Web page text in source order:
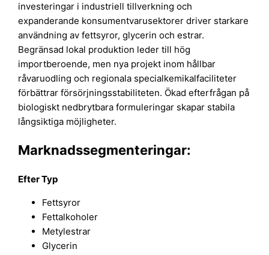
investeringar i industriell tillverkning och
expanderande konsumentvarusektorer driver starkare
användning av fettsyror, glycerin och estrar.
Begränsad lokal produktion leder till hög
importberoende, men nya projekt inom hållbar
råvaruodling och regionala specialkemikalfaciliteter
förbättrar försörjningsstabiliteten. Ökad efterfrågan på
biologiskt nedbrytbara formuleringar skapar stabila
långsiktiga möjligheter.
Marknadssegmenteringar:
Efter Typ
Fettsyror
Fettalkoholer
Metylestrar
Glycerin